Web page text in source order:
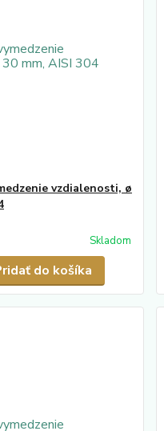
vzdialenosti, ø
Skladom
do košíka